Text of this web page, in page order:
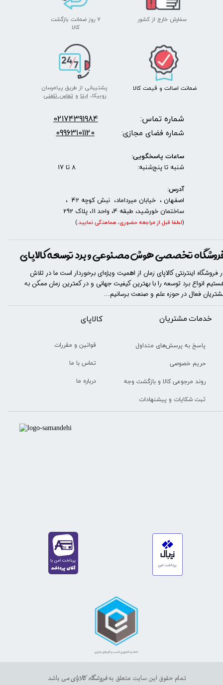
تمام حقوق این سایت متعلق بهفروشگاه کالاپای می باشد.
پشتیبانی از طریق پیامرسان
روبیکا، ایتا و تماس تلفنی
سفارش خارج از کشور
۷ روز ضمانت بازگشت
​​​​​​​کالا
ضمانت اصالت و قیمت​​​​​​​ کالا ​​​​​​​
خدمات مشتریان
پاسخ به پرسش‌های متداول
حریم خصوصی
روند مرجوعی کالا و بازگشت وجه
ثبت شکایات و پیشنهادات
​​کالاپای
قوانین و مقررات
تماس با ما
درباره ما
تخصصی هوش مصنوعی و برد توسعه کالاپای
فروشگاه اینترنتی کالاپای زمان از اهمیت ویژه‌ای برخوردار است ما در تلاش
انواع برد توسعه را با​​​ بهترین کیفیت جهانی و در کمترین زمان ممکن به
فعال در حوزه علم و صنعت برسانیم...
شماره تماس: 02174391984
شماره فضای مجازی: 09963101120
ساعات پاسخگویی:
شنبه تا پنج‌شنبه: 8 تا 17
آدرس:
اصفهان ، خیابان میرداماد، نبش کوچه 42 ،
ساختمان خورشید، طبقه 4، واحد 11، پلاک 292
(لطفا قبل از مراجعه حضوری، هماهنگی نمایید.
)